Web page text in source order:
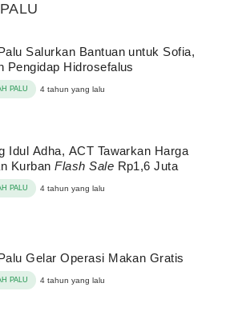
Salurkan Bantuan untuk Sofia,
Pengidap Hidrosefalus
PALU 4 tahun yang lalu
Idul Adha, ACT Tawarkan Harga
KurbanFlash Sale Rp1,6 Juta
PALU 4 tahun yang lalu
Gelar Operasi Makan Gratis
PALU 4 tahun yang lalu